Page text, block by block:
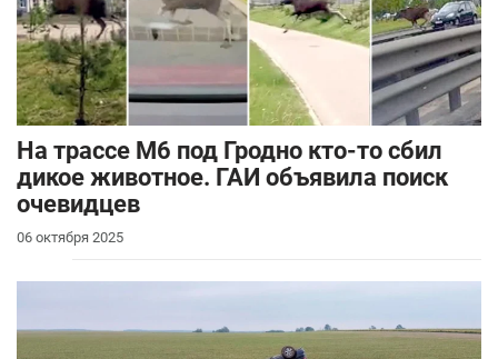
На трассе М6 под Гродно кто-то сбил
дикое животное. ГАИ объявила поиск
очевидцев
06 октября 2025